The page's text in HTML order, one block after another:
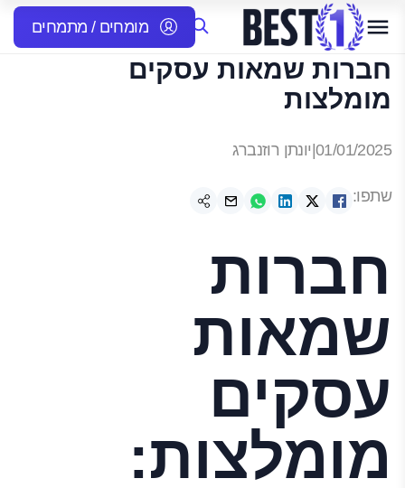
מומחים / מתמחים
חברות שמאות עסקים
מומלצות
01/01/2025 יונתן רוזנברג
שתפו:
חברות
שמאות
עסקים
מומלצות: